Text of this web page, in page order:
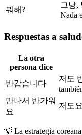
뭐해?
그냥,
Nada
Respuestas a
La otra
persona dice
반갑습니다
저도
만나서 반가워
요
저도
💡 La estrategia